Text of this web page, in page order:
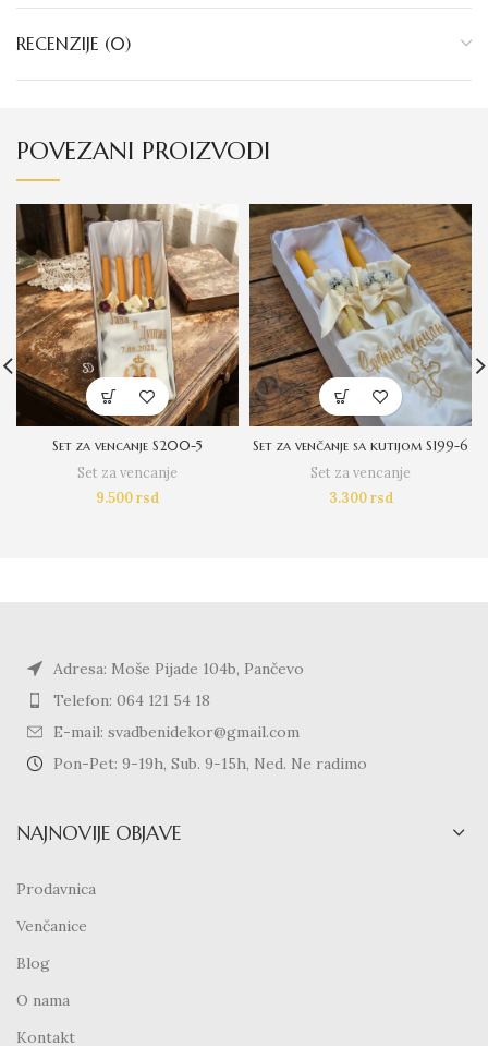
RECENZIJE (0)
POVEZANI PROIZVODI
Set za vencanje S200-5
Set za vencanje
9.500rsd
Set za venčanje sa kutijom S199-6
Set za vencanje
3.300rsd
Adresa: Moše Pijade 104b, Pančevo
Telefon: 064 121 54 18
E-mail: svadbenidekor@gmail.com
Pon-Pet: 9-19h, Sub. 9-15h, Ned. Ne radimo
NAJNOVIJE OBJAVE
Prodavnica
Venčanice
Blog
O nama
Kontakt